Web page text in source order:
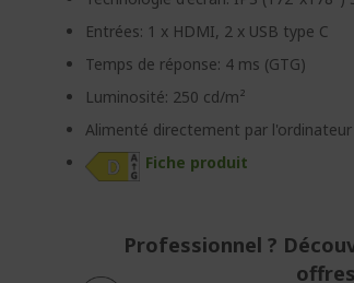
Entrées: 1 x HDMI, 2 x USB type C
Temps de réponse: 4 ms (GTG)
Luminosité: 250 cd/m²
Alimenté directement par
Fiche produit
Professionnel ?